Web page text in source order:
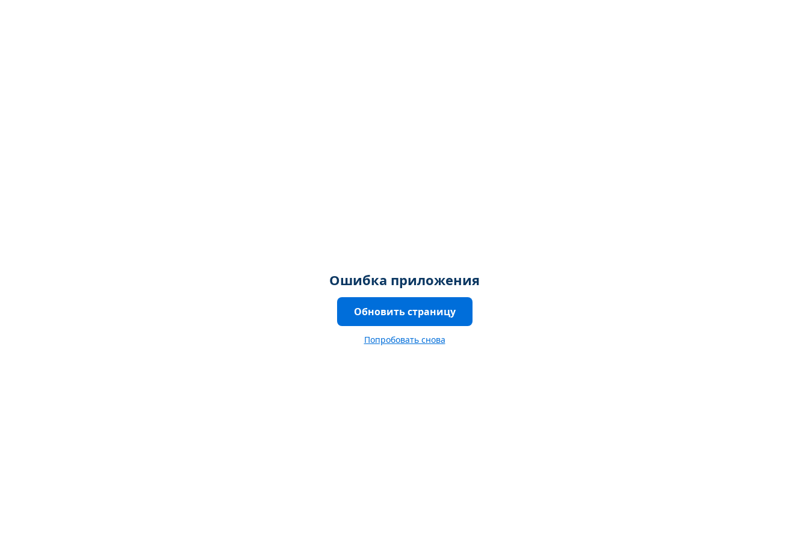
Ошибка приложения
Обновить страницу
Попробовать снова